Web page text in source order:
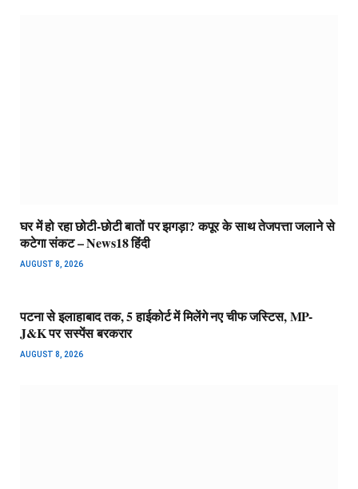
घर में हो रहा छोटी-छोटी बातों पर झगड़ा? कपूर के साथ तेजपत्ता जलाने से
कटेगा संकट – News18 हिंदी
AUGUST 8, 2026
पटना से इलाहाबाद तक, 5 हाईकोर्ट में मिलेंगे नए चीफ जस्टिस, MP-
J&K पर सस्पेंस बरकरार
AUGUST 8, 2026